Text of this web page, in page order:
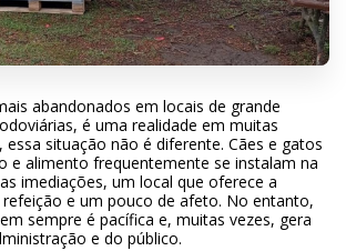
abandonados em locais de grande
é uma realidade em muitas
essa situação não é diferente. Cães e gatos
e alimento frequentemente se instalam na
imediações, um local que oferece a
e um pouco de afeto. No entanto,
sempre é pacífica e, muitas vezes, gera
e do público.